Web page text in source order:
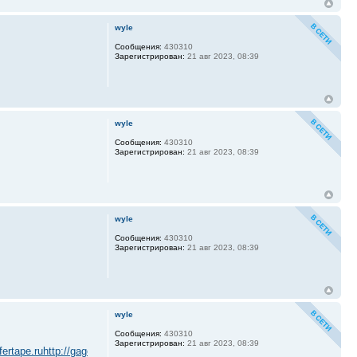
wyle
Сообщения: 430310
Зарегистрирован: 21 авг 2023, 08:39
wyle
Сообщения: 430310
Зарегистрирован: 21 авг 2023, 08:39
wyle
Сообщения: 430310
Зарегистрирован: 21 авг 2023, 08:39
http://gageboard.ru http://gagrule.ru http://gallduct.ru
http://
wyle
Сообщения: 430310
Зарегистрирован: 21 авг 2023, 08:39